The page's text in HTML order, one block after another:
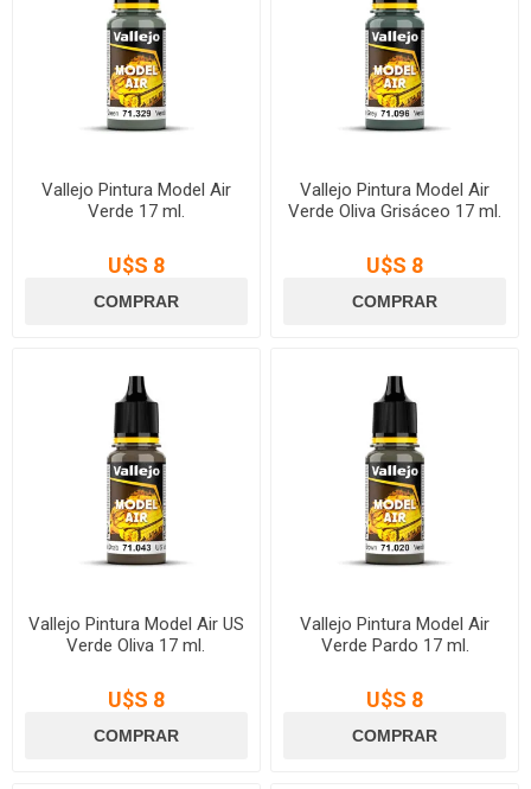
Vallejo Pintura Model Air
Verde 17 ml.
U$S 8
Vallejo Pintura Model Air
Verde Oliva Grisáceo 17 ml.
U$S 8
Vallejo Pintura Model Air US
Verde Oliva 17 ml.
U$S 8
Vallejo Pintura Model Air
Verde Pardo 17 ml.
U$S 8